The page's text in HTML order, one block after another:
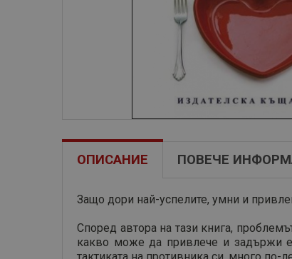
ОПИСАНИЕ ПОВЕЧЕ
Защо дори най-успелите, умни и
Според автора на тази книга,
какво може да привлече и задържи